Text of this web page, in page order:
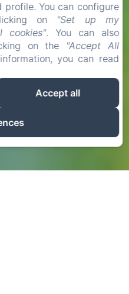
You can configure
on "Set up my
cookies". You can also
on the "Accept All
you can read
Accept all